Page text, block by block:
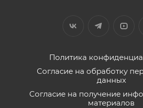
Политика
Согласие на обработку
данных
Согласие на получение
материалов